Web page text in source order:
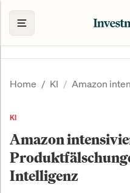
Home KI Amazon
KI
Amazon
Intelligenz